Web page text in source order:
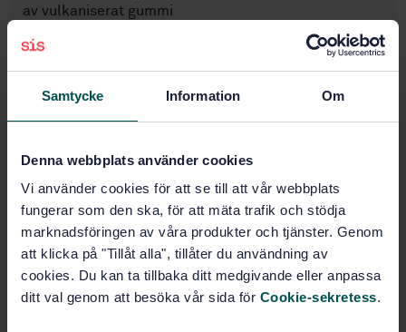
Samtycke Information Om
Denna webbplats använder cookies
Vi använder cookies för att se till att vår webbplats
fungerar som den ska, för att mäta trafik och stödja
marknadsföringen av våra produkter och tjänster. Genom
att klicka på "Tillåt alla", tillåter du användning av
cookies. Du kan ta tillbaka ditt medgivande eller anpassa
ditt val genom att besöka vår sida för Cookie-sekretess.
av vulkaniserat gummi
Prenumerera på standarden - Läs mer
Pris:543 SEK
Lägg i varukorgen
Fler alternativ
Produktinformation
Språk: Engelska